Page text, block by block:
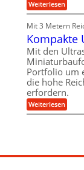
e
n
w
i
c
k
e
l
t
g
e
l
l
a
g
e
r
e
l
U
m
s
a
t
z
k
n
a
p
p
V
Weiterlesen:
M
s
c
h
i
n
e
n
b
a
u
:
c
Mit 3 Metern
Kompakte
Mit den
Portfolio um
die hohe
erfordern.
Weiterlesen:
K
k